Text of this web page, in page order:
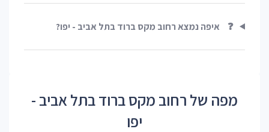
❓ איפה נמצא רחוב מקס ברוד בתל אביב - יפו?
מפה של רחוב מקס ברוד בתל אביב -
יפו